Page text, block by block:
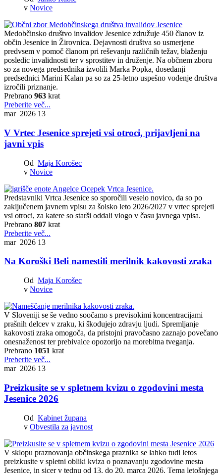
v Novice
Medobčinsko društvo invalidov Jesenice združuje 450 članov iz
občin Jesenice in Žirovnica. Dejavnosti društva so usmerjene
predvsem v pomoč članom pri reševanju različnih težav, blaženju
posledic invalidnosti ter v sprostitev in druženje. Na občnem zboru
so za novega predsednika izvolili Marka Popka, dosedanji
predsednici Marini Kalan pa so za 25-letno uspešno vodenje društva
izročili priznanje.
Prebrano 963 krat
Preberite več...
mar 2026 13
V Vrtec Jesenice sprejeti vsi otroci, prijavljeni na
javni vpis
Od Maja Korošec
v Novice
Predstavniki Vrtca Jesenice so sporočili veselo novico, da so po
zaključenem javnem vpisu za šolsko leto 2026/2027 v vrtec sprejeti
vsi otroci, za katere so starši oddali vlogo v času javnega vpisa.
Prebrano 807 krat
Preberite več...
mar 2026 13
Na Koroški Beli namestili merilnik kakovosti zraka
Od Maja Korošec
v Novice
V Sloveniji se še vedno soočamo s previsokimi koncentracijami
prašnih delcev v zraku, ki škodujejo zdravju ljudi. Spremljanje
kakovosti zraka omogoča, da pristojni pravočasno zaznajo povečano
onesnaženost ter prebivalce opozorijo na morebitna tveganja.
Prebrano 1051 krat
Preberite več...
mar 2026 13
Preizkusite se v spletnem kvizu o zgodovini mesta
Jesenice 2026
Od Kabinet župana
v Obvestila za javnost
V sklopu praznovanja občinskega praznika se lahko tudi letos
preizkusite v spletni obliki kviza o poznavanju zgodovine mesta
Jesenice, in sicer v tednu od 13. do 20. marca 2026. Tema letošnjega